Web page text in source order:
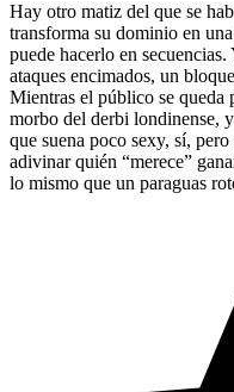
Hay otro matiz del que se
transforma su dominio en
puede hacerlo en
ataques encimados, un
Mientras el público se queda
morbo del derbi londinense,
que suena poco sexy, sí,
adivinar quién “merece”
lo mismo que un paraguas